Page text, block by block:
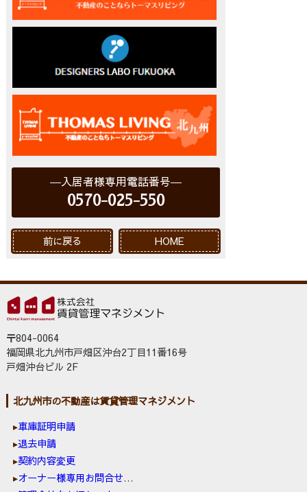
入居者様専用電話番号
0570-025-550
前に戻る HOME
〒804-0064
福岡県北九州市戸畑区沖台2丁目11番16号
戸畑沖台ビル 2F
北九州市の不動産は賃貸管理マネジメント
車庫証明申請
退去申請
契約内容変更
オーナー様専用お問合せ窓口